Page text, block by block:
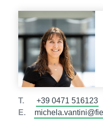
T.
+39 0471 516123
E.